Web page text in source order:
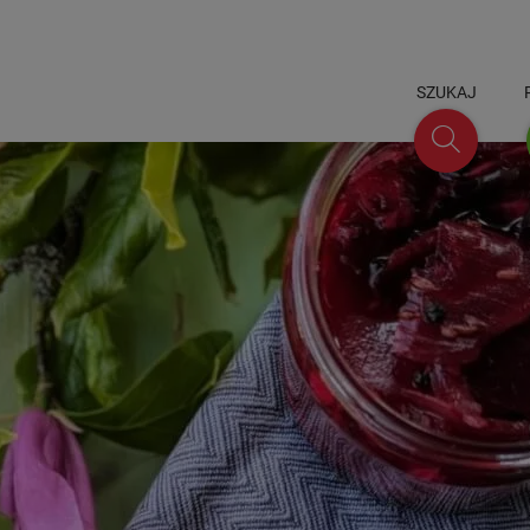
SZUKAJ
Szukaj